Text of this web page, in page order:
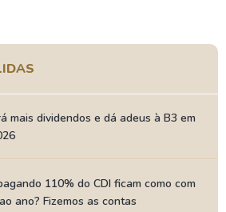
mais dividendos e dá adeus à B3 em
110% do CDI ficam como com
ano? Fizemos as contas